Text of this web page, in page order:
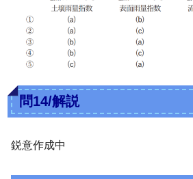
問14/解説
鋭意作成中